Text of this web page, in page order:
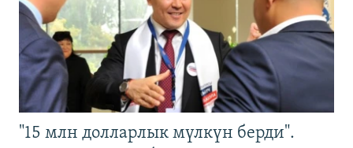
"15 млн долларлык мүлкүн берди".